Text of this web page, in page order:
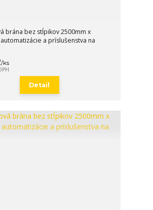
brána bez stĺpikov 2500mm x
a príslušenstva na
/ks
Detail